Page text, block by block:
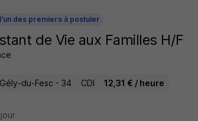
des premiers à postuler
de Vie aux Familles H/F
du-Fesc - 34 CDI 12,31 € / heure